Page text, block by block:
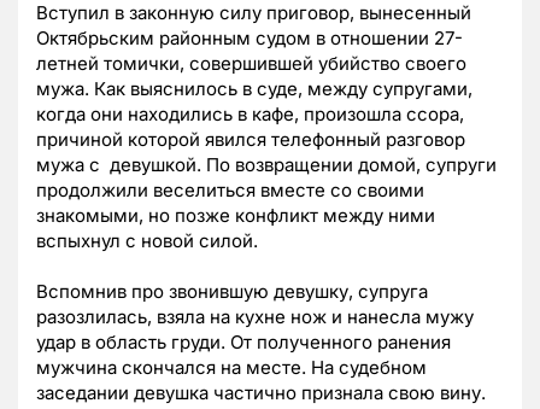
Вступил в законную силу приговор, вынесенный
Октябрьским районным судом в отношении 27-
летней томички, совершившей убийство своего
мужа. Как выяснилось в суде, между супругами,
когда они находились в кафе, произошла ссора,
причиной которой явился телефонный разговор
мужа с девушкой. По возвращении домой, супруги
продолжили веселиться вместе со своими
знакомыми, но позже конфликт между ними
вспыхнул с новой силой.
Вспомнив про звонившую девушку, супруга
разозлилась, взяла на кухне нож и нанесла мужу
удар в область груди. От полученного ранения
мужчина скончался на месте. На судебном
заседании девушка частично признала свою вину.